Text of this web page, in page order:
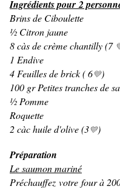
Ingrédients pour 2
Brins de Ciboulette
½ Citron jaune
8 càs de crème chantilly (7
1 Endive
4 Feuilles de brick ( 6💙)
100 gr Petites tranches de
½ Pomme
Roquette
2 càc huile d'olive (3💙)
Préparation
Le saumon mariné
Préchauffez votre four à